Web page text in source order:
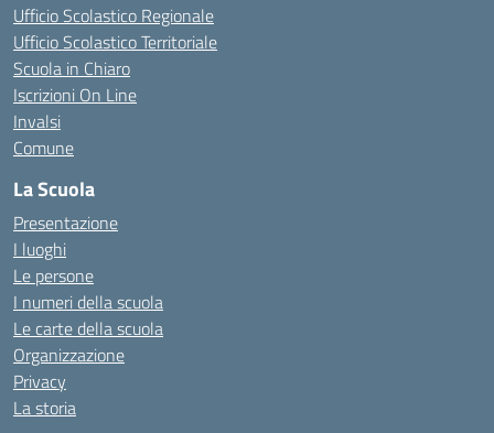
Ufficio Scolastico Regionale
Ufficio Scolastico Territoriale
Scuola in Chiaro
Iscrizioni On Line
Invalsi
Comune
La Scuola
Presentazione
I luoghi
Le persone
I numeri della scuola
Le carte della scuola
Organizzazione
Privacy
La storia